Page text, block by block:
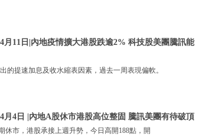
4月11日|內地疫情擴大港股跌逾2% 科技股美團騰訊能
的提速加息及收水縮表因素，過去一周表現偏軟。
4月4日 |內地A股休市港股高位整固 騰訊美團有待破頂
休市，港股承接上週升勢，今日高開188點，開